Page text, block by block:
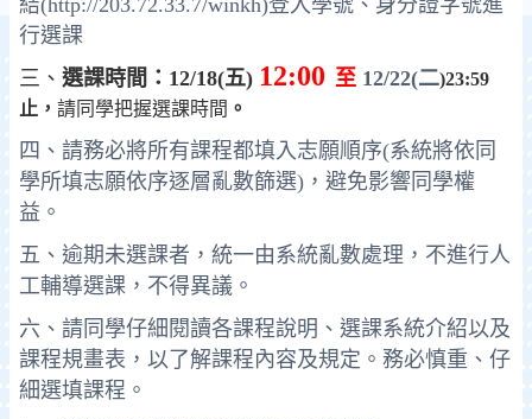
結(http://203.72.33.7/winkh)登入學號、身分證字號進
行選課
三 、 選課時間：12/18(五) 12:00 至 12/22(二)23:59
止， 請同學把握選課時間 。
四、請務必將所有課程都填入志願順序(系統將依同
學所填志願依序逐層亂數篩選)，避免影響同學權
益。
五、逾期未選課者，統一由系統亂數處理，不進行人
工輔導選課，不得異議。
六、請同學仔細閱讀各課程說明、選課系統介紹以及
課程規畫表，以了解課程內容及規定。務必慎重、仔
細選填課程。